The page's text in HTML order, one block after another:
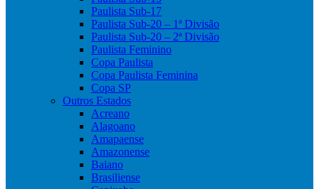
Paulista Sub-17
Paulista Sub-20 – 1ª Divisão
Paulista Sub-20 – 2ª Divisão
Paulista Feminino
Copa Paulista
Copa Paulista Feminina
Copa SP
Outros Estados
Acreano
Alagoano
Amapaense
Amazonense
Baiano
Brasiliense